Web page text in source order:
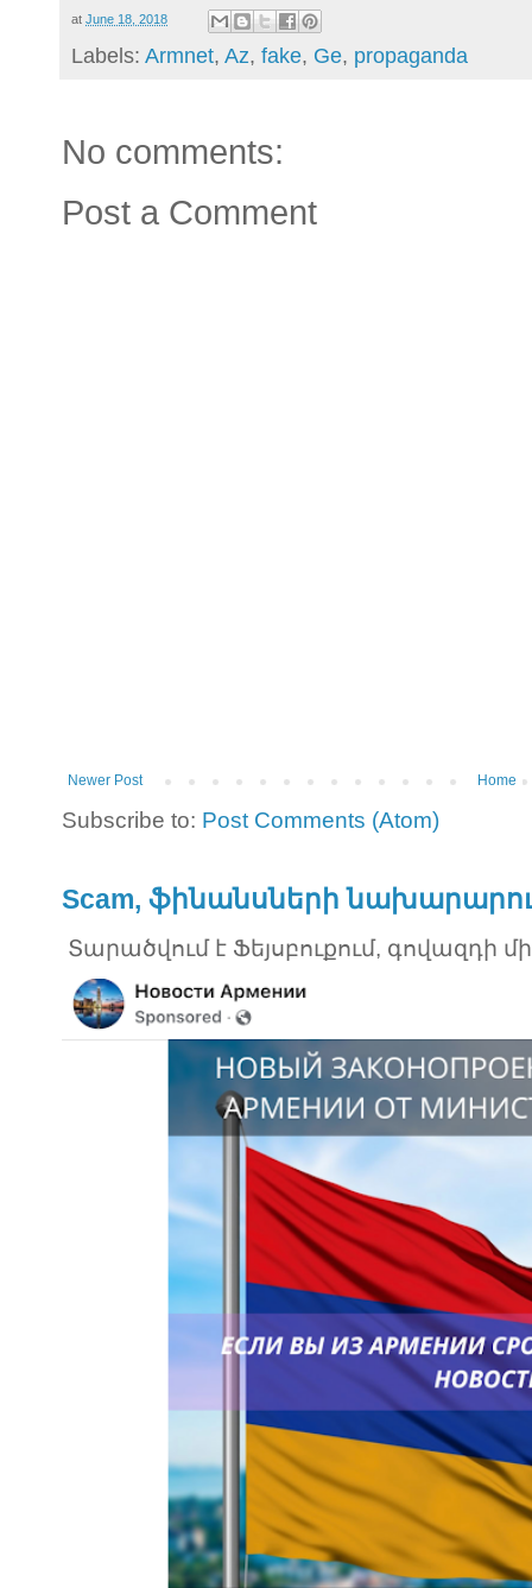
at June 18, 2018
Labels: Armnet, Az, fake, Ge, propaganda
No comments:
Post a Comment
Newer Post Home
Subscribe to: Post Comments (Atom)
Scam, ֆինանսների
Տարածվում է Ֆեյսբուքում, գովազդի